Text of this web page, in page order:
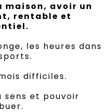
maison, avoir un
rentable et
les heures dans
difficiles.
sens et pouvoir